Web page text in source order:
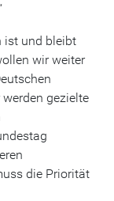
ist und bleibt
wir weiter
werden gezielte
die Priorität